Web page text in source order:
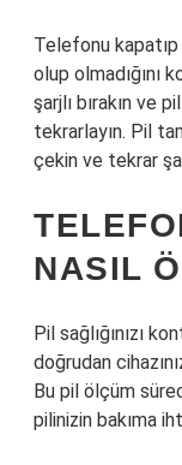
Telefonu
olup olmadığını
şarjlı bırakın ve
tekrarlayın. Pil
çekin ve tekrar
NASIL
Pil sağlığınızı
doğrudan
Bu pil ölçüm
pilinizin bakıma